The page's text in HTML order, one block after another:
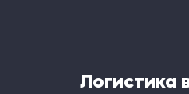
Логистика